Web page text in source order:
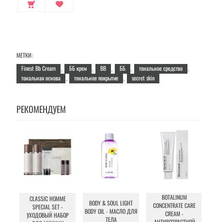
МЕТКИ:
Finest Bb Cream
ББ крем BB ББ тональное средство
тональная основа тональное покрытие secret skin
РЕКОМЕНДУЕМ
CLASSIC HOMME
SPECIAL SET -
УХОДОВЫЙ НАБОР
BODY & SOUL LIGHT
BODY OIL - МАСЛО ДЛЯ
ТЕЛА
BOTALINUM
CONCENTRATE CARE
CREAM -